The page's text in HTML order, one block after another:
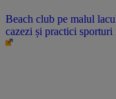
Beach club pe malul
cazezi și practici sporturi